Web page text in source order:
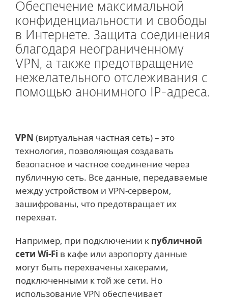
Обеспечение максимальной
конфиденциальности и свободы
в Интернете. Защита соединения
благодаря неограниченному
VPN, а также предотвращение
нежелательного отслеживания с
помощью анонимного IP-адреса.
VPN (виртуальная частная сеть) – это
технология, позволяющая создавать
безопасное и частное соединение через
публичную сеть. Все данные, передаваемые
между устройством и VPN-сервером,
зашифрованы, что предотвращает их
перехват.
Например, при подключении к публичной
сети Wi-Fi в кафе или аэропорту данные
могут быть перехвачены хакерами,
подключенными к той же сети. Но
использование VPN обеспечивает